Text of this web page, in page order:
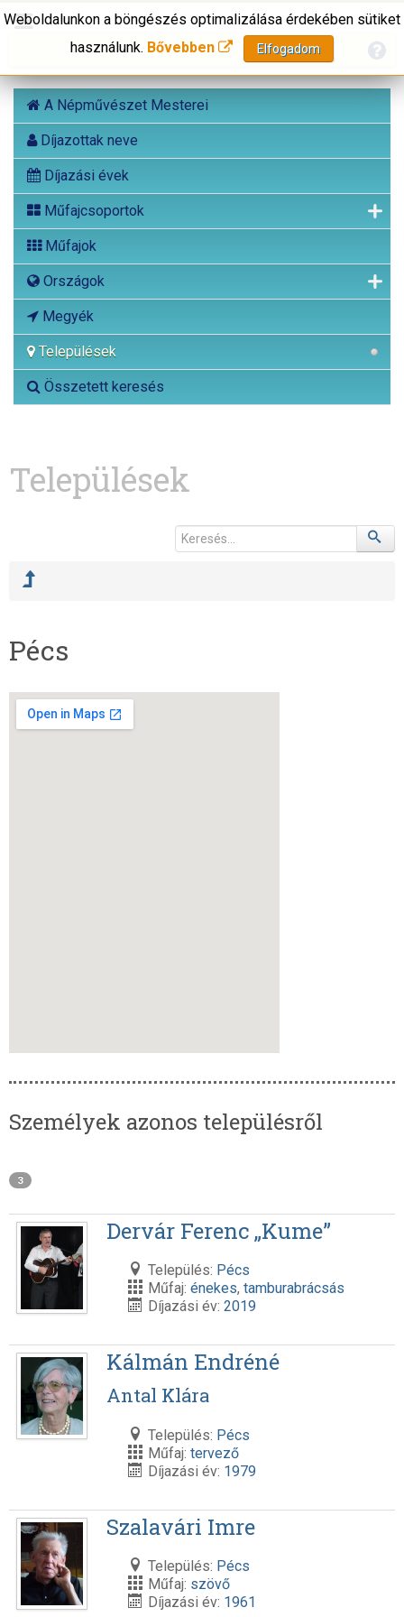
A Népművészet Mesterei
Díjazottak neve
Díjazási évek
Műfajcsoportok
Műfajok
Országok
Megyék
Települések
Összetett keresés
Weboldalunkon a böngészés optimalizálása érdekében sütiket
használunk. Bővebben Elfogadom
Települések
Pécs
Személyek azonos településről
3
Dervár Ferenc „Kume”
Település: Pécs
Műfaj: énekes, tamburabrácsás
Díjazási év: 2019
Kálmán Endréné
Antal Klára
Település: Pécs
Műfaj: tervező
Díjazási év: 1979
Szalavári Imre
Település: Pécs
Műfaj: szövő
Díjazási év: 1961